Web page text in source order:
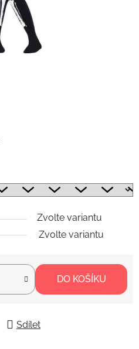
Zvolte variantu
Zvolte variantu
DO KOŠÍKU
Sdílet